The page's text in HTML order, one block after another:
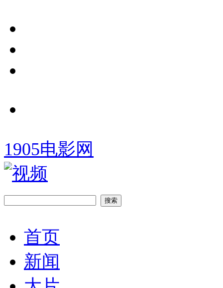
1905电影网
首页
新闻